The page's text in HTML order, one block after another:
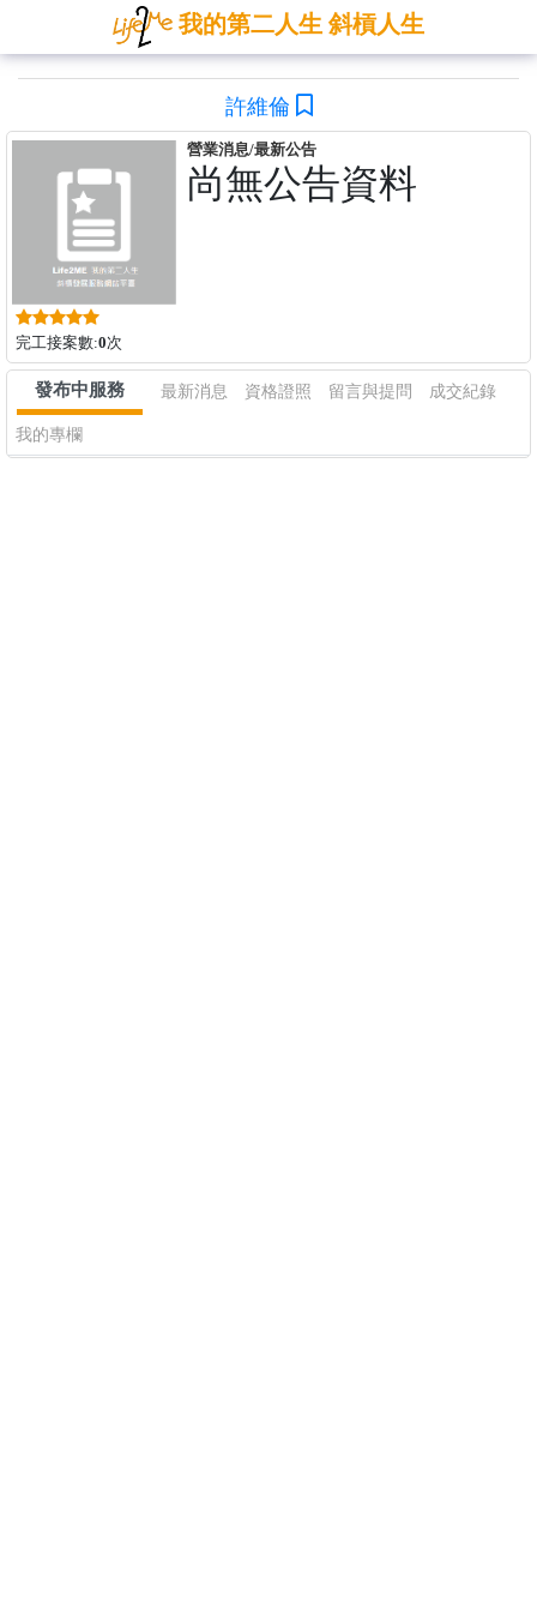
我的第二人生 斜槓人生
許維倫
完工接案數:0次
營業消息/最新公告
尚無公告資料
發布中服務 最新消息 資格證照 留言與提問 成交紀錄
我的專欄